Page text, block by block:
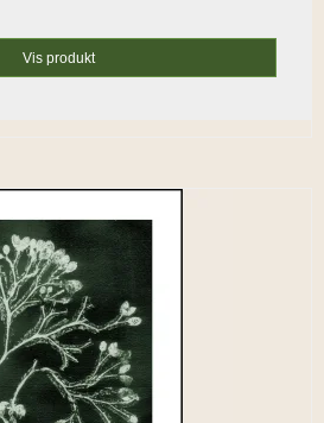
Vis produkt